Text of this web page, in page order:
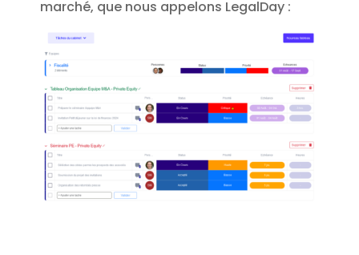
marché, que nous appelons LegalDay :